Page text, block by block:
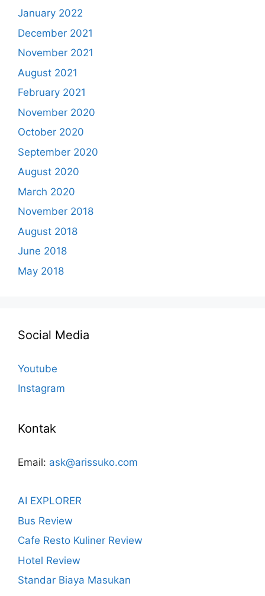
January 2022
December 2021
November 2021
August 2021
February 2021
November 2020
October 2020
September 2020
August 2020
March 2020
November 2018
August 2018
June 2018
May 2018
Social Media
Youtube
Instagram
Kontak
Email: ask@arissuko.com
AI EXPLORER
Bus Review
Cafe Resto Kuliner Review
Hotel Review
Standar Biaya Masukan